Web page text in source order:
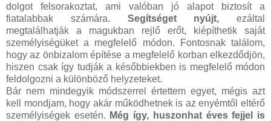
dolgot felsorakoztat, ami valóban jó alapot biztosít a
fiatalabbak számára. Segítséget nyújt, ezáltal
megtalálhatják a magukban rejlő erőt, kiépíthetik saját
személyiségüket a megfelelő módon. Fontosnak találom,
hogy az önbizalom építése a megfelelő korban elkezdődjön,
hiszen csak így tudják a későbbiekben is megfelelő módon
feldolgozni a különböző helyzeteket.
Bár nem mindegyik módszerrel értettem egyet, mégis azt
kell mondjam, hogy akár működhetnek is az enyémtől eltérő
személyiségek esetén. Még így, huszonhat éves fejjel is